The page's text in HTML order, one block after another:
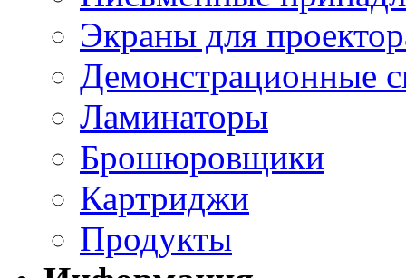
Экраны для
Демонстрационные
Ламинаторы
Брошюровщики
Картриджи
Продукты